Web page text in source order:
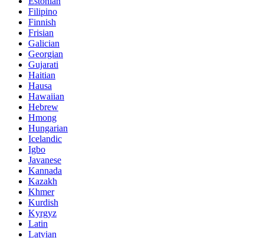
Filipino
Finnish
Frisian
Galician
Georgian
Gujarati
Haitian
Hausa
Hawaiian
Hebrew
Hmong
Hungarian
Icelandic
Igbo
Javanese
Kannada
Kazakh
Khmer
Kurdish
Kyrgyz
Latin
Latvian